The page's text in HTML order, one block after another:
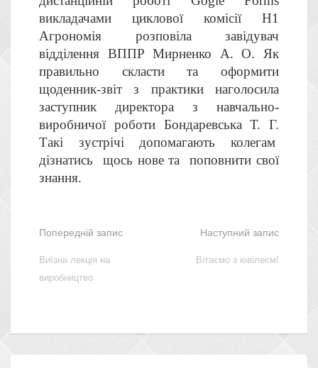
викладачами циклової комісії Н1
Агрономія розповіла завідувач
відділення ВППР Мирненко А. О. Як
правильно скласти та оформити
щоденник-звіт з практики наголосила
заступник директора з навчально-
виробничої роботи Бондаревська Т. Г.
Такі зустрічі допомагають колегам
дізнатись щось нове та поповнити свої
знання.
Попередній запис
Виїзна лекція на
виробництво
Наступний запис
Вітаємо з ювілеєм!